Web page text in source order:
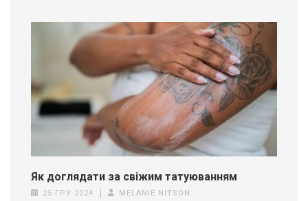
Як доглядати за свіжим татуюванням
25 ГРУ 2024 MELANIE NITSON